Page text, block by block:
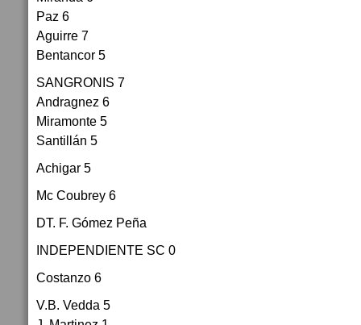
Paz 6
Aguirre 7
Bentancor 5
SANGRONIS 7
Andragnez 6
Miramonte 5
Santillán 5
Achigar 5
Mc Coubrey 6
DT. F. Gómez Peña
INDEPENDIENTE SC 0
Costanzo 6
V.B. Vedda 5